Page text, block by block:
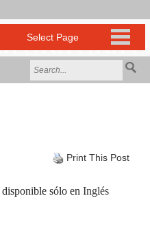
Print This Post
sólo en Inglés